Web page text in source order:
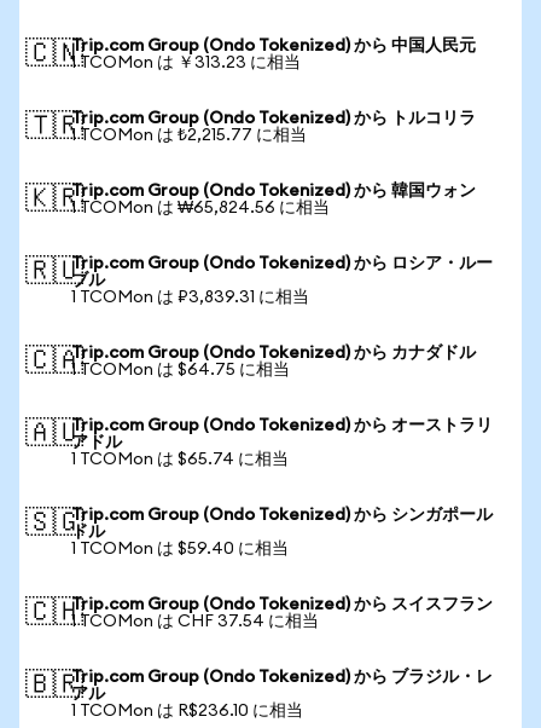
🇨🇳Trip.com Group (Ondo Tokenized) から 中国人民元
1 TCOMon は ￥313.23 に相当
🇹🇷Trip.com Group (Ondo Tokenized) から トルコリラ
1 TCOMon は ₺2,215.77 に相当
🇰🇷Trip.com Group (Ondo Tokenized) から 韓国ウォン
1 TCOMon は ₩65,824.56 に相当
🇷🇺Trip.com Group (Ondo Tokenized) から ロシア・ルー
ブル
1 TCOMon は ₽3,839.31 に相当
🇨🇦Trip.com Group (Ondo Tokenized) から カナダドル
1 TCOMon は $64.75 に相当
🇦🇺Trip.com Group (Ondo Tokenized) から オーストラリ
アドル
1 TCOMon は $65.74 に相当
🇸🇬Trip.com Group (Ondo Tokenized) から シンガポール
ドル
1 TCOMon は $59.40 に相当
🇨🇭Trip.com Group (Ondo Tokenized) から スイスフラン
1 TCOMon は CHF 37.54 に相当
🇧🇷Trip.com Group (Ondo Tokenized) から ブラジル・レ
アル
1 TCOMon は R$236.10 に相当